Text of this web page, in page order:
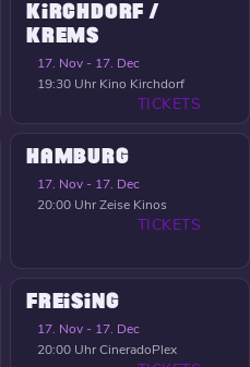
KIRCHDORF /
KREMS
17. Nov - 17. Dec
19:30 Uhr Kino Kirchdorf
TICKETS
HAMBURG
17. Nov - 17. Dec
20:00 UhrZeise Kinos
TICKETS
FREISING
17. Nov - 17. Dec
20:00 UhrCineradoPlex